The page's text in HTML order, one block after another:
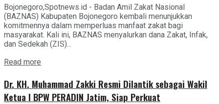
Bojonegoro,Spotnews.id - Badan Amil Zakat Nasional
(BAZNAS) Kabupaten Bojonegoro kembali menunjukkan
komitmennya dalam memperluas manfaat zakat bagi
masyarakat. Kali ini, BAZNAS menyalurkan dana Zakat, Infak,
dan Sedekah (ZIS)...
Read more
Dr. KH. Muhammad Zakki Resmi Dilantik sebagai Wakil
Ketua I BPW PERADIN Jatim, Siap Perkuat